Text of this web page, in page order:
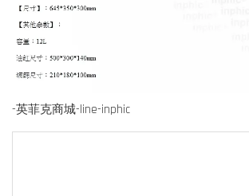
-英菲克商城-line-inphic